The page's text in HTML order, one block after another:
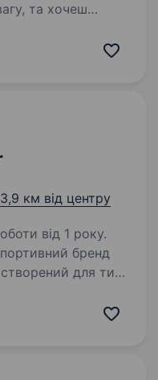
та хочеш
3,9 км від центру
від 1 року.
для тих,
поєднують